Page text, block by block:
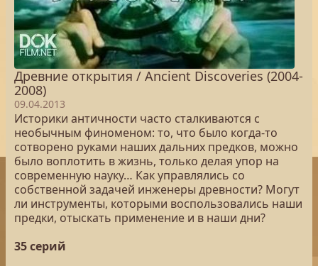
Древние открытия / Ancient Discoveries (2004-
2008)
09.04.2013
Историки античности часто сталкиваются с
необычным финоменом: то, что было когда-то
сотворено руками наших дальних предков, можно
было воплотить в жизнь, только делая упор на
современную науку… Как управлялись со
собственной задачей инженеры древности? Могут
ли инструменты, которыми воспользовались наши
предки, отыскать применение и в наши дни?
35 серий